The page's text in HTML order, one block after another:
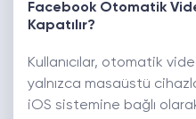
Facebook Otomatik
Kapatılır?
Kullanıcılar, otomatik
yalnızca masaüstü
iOS sistemine bağlı